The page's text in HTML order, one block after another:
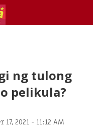
ng tulong
pelikula?
17, 2021 - 11:12 AM